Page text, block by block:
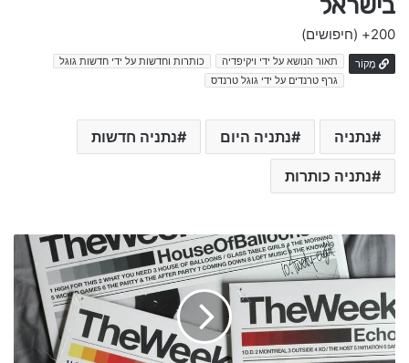
200+ (חיפושים)
מָקוֹר תאור הנושא על ידי ויקיפדיה
כותרות וחדשות על ידי חדשות גוגל
גרף טרנדים על ידי גוגל טרנדס
נתניה נתניה היום נתניה חדשות
נתניה כותרות
כ
ו
ן
:
ג